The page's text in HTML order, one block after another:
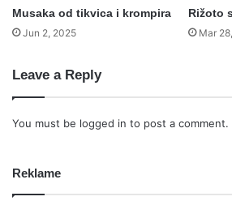
Musaka od tikvica i krompira
Jun 2, 2025
Rižoto
Mar
Leave a Reply
You must be logged in to post a comment.
Reklame